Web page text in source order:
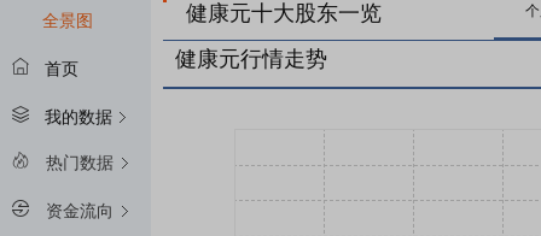
全景图
首页
我的数据
热门数据
资金流向
健康元十大股东一览
健康元行情走势